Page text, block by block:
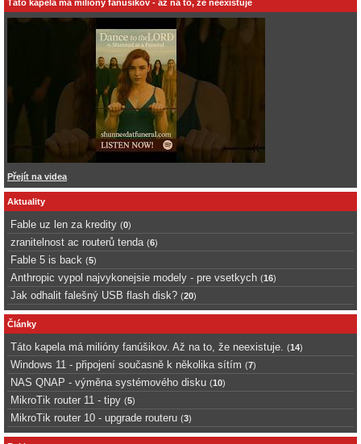
Táto kapela má milióny fanúšikov - až na to, že neexistuje
Přejít na videa
Aktuality
Fable uz len za kredity (0)
zranitelnost ac routerů tenda (6)
Fable 5 is back (5)
Anthropic vypol najvykonejsie modely - pre vsetkych (16)
Jak odhalit falešný USB flash disk? (20)
Články
Táto kapela má milióny fanúšikov. Až na to, že neexistuje. (14)
Windows 11 - připojení současně k několika sítím (7)
NAS QNAP - výměna systémového disku (10)
MikroTik router 11 - tipy (5)
MikroTik router 10 - upgrade routeru (3)